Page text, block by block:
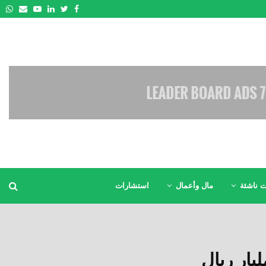
Facebook
Twitter
Linkedin
Youtube
ناشئة مال وأعمال استشارات